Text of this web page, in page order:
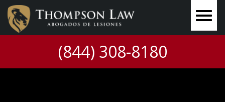
(844) 308-8180